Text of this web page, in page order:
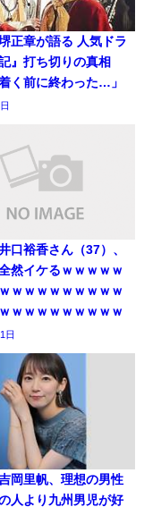
正章が語る 人気ドラ
』打ち切りの真相
く前に終わった…」
口裕香さん（37）、
然イケるｗｗｗｗｗ
ｗｗｗｗｗｗｗｗｗ
ｗｗｗｗｗｗｗｗｗ
日
岡里帆、理想の男性
人より九州男児が好